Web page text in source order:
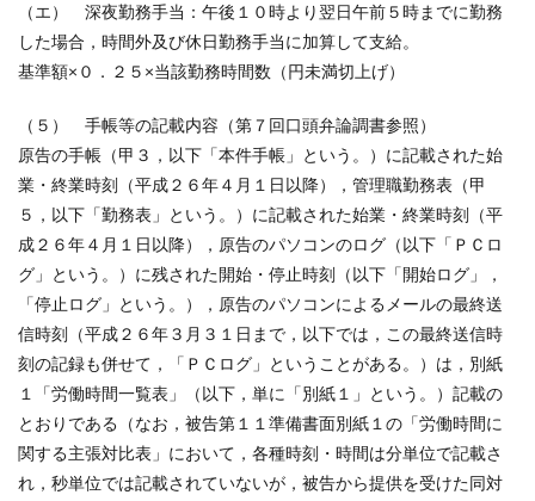
（エ） 深夜勤務手当：午後１０時より翌日午前５時までに勤務
した場合，時間外及び休日勤務手当に加算して支給。
基準額×０．２５×当該勤務時間数（円未満切上げ）
（５） 手帳等の記載内容（第７回口頭弁論調書参照）
原告の手帳（甲３，以下「本件手帳」という。）に記載された始
業・終業時刻（平成２６年４月１日以降），管理職勤務表（甲
５，以下「勤務表」という。）に記載された始業・終業時刻（平
成２６年４月１日以降），原告のパソコンのログ（以下「ＰＣロ
グ」という。）に残された開始・停止時刻（以下「開始ログ」，
「停止ログ」という。），原告のパソコンによるメールの最終送
信時刻（平成２６年３月３１日まで，以下では，この最終送信時
刻の記録も併せて，「ＰＣログ」ということがある。）は，別紙
１「労働時間一覧表」（以下，単に「別紙１」という。）記載の
とおりである（なお，被告第１１準備書面別紙１の「労働時間に
関する主張対比表」において，各種時刻・時間は分単位で記載さ
れ，秒単位では記載されていないが，被告から提供を受けた同対